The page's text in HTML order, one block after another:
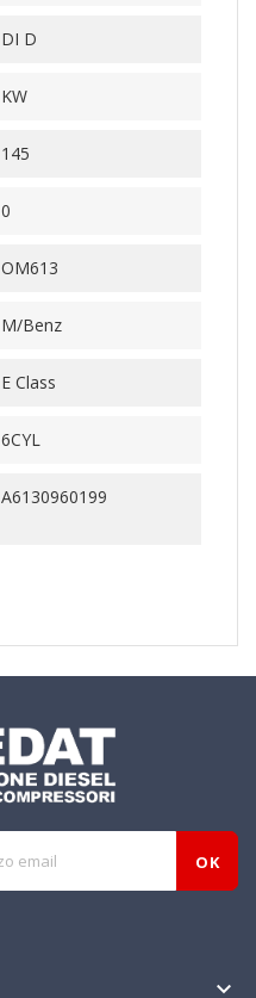
DI D
KW
145
0
OM613
M/Benz
E Class
6CYL
A6130960199
